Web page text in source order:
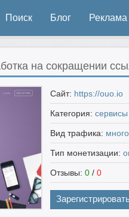
Поиск Блог Реклама
на сокращении
Сайт: https://ouo.io
Категория: сервисы
Вид трафика:
Тип монетизации:
Отзывы: 0 / 0